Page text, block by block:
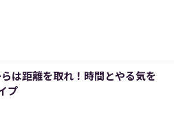
は距離を取れ！時間とやる気を
プ